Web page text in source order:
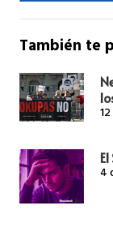
También te
4